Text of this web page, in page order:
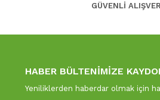
GÜVENLİ
HABER BÜLTENİMİZE
Yeniliklerden haberdar olmak için